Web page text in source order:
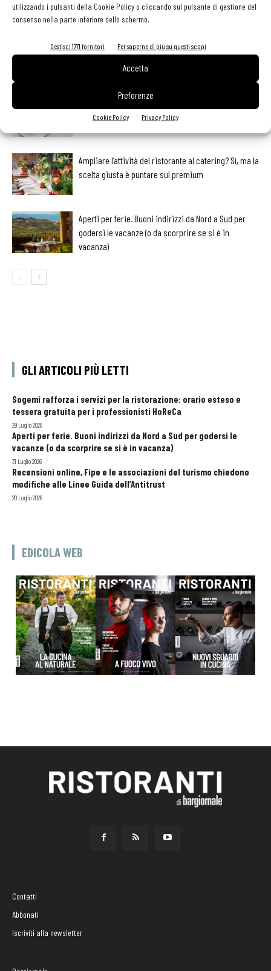
utilizzando i pulsanti della Cookie Policy o cliccando sul pulsante di gestione del
consenso nella parte inferiore dello schermo.
Gestisci 1771 fornitori Per saperne di più su questi scopi
Accetta
Preferenze
Cookie Policy Privacy Policy
Facebook Twitter
Metti il gusto del caffè a tutto pasto
Ampliare l’attività del ristorante al catering? Sì, ma la
scelta giusta è puntare sul premium
Aperti per ferie. Buoni indirizzi da Nord a Sud per
godersi le vacanze (o da scorprire se si è in
vacanza)
GLI ARTICOLI PIÙ LETTI
Sogemi rafforza i servizi per la ristorazione: orario esteso e
tessera gratuita per i professionisti HoReCa
29 Luglio 2026
Aperti per ferie. Buoni indirizzi da Nord a Sud per godersi le
vacanze (o da scorprire se si è in vacanza)
31 Luglio 2026
Recensioni online, Fipe e le associazioni del turismo chiedono
modifiche alle Linee Guida dell’Antitrust
20 Luglio 2026
EDICOLA WEB
Contatti
Abbonati
Iscriviti alla newsletter